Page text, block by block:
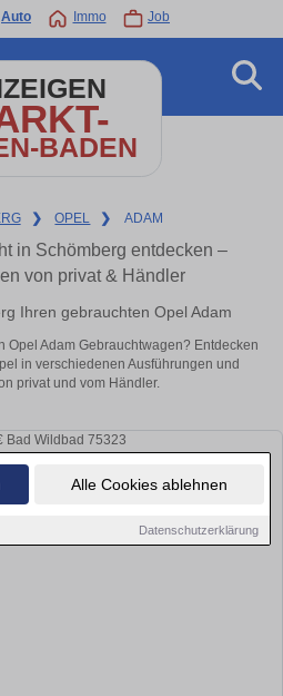
Alle Cookies ablehnen
Datenschutzerklärung
Auto Immo Job
BADEN
❯ OPEL ❯ ADAM
in Schömberg entdecken –
von privat & Händler
Ihren gebrauchten Opel Adam
Opel Adam Gebrauchtwagen? Entdecken
in verschiedenen Ausführungen und
privat und vom Händler.